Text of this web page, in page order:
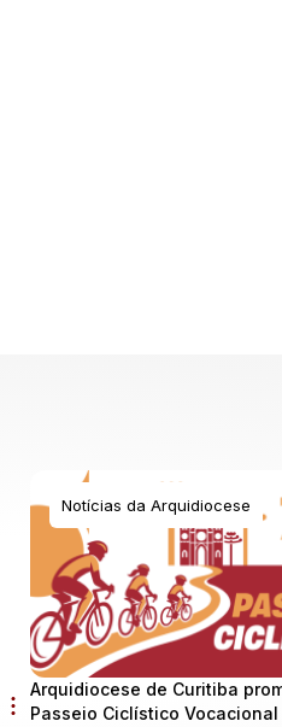
Notícias da Arquidiocese
Arquidiocese de Curitiba
Passeio Ciclístico Vocacional